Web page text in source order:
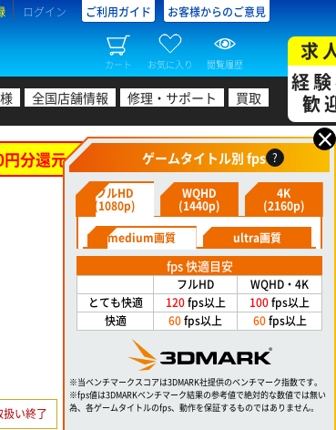
ログイン ご利用ガイド お客様からのご意見
カート お気に入り 閲覧履歴
全国店舗情報 修理・サポート 買取
求
経
歓
分還元！
扱い終了
×
ゲームタイトル別 fps ?
フルHD
(1080p)
WQHD
(1440p)
4K
(2160p)
medium画質
ultra画質
fps 快適目安
フルHD
WQHD・4K
とても快適
120fps以上 100fps以上
快適
60fps以上 60fps以上
※当ベンチマークスコアは3DMARK社提供のベンチマーク指数です。
※fps値は3DMARKベンチマーク結果の参考値で絶対的な数値では無い
為、各ゲームタイトルのfps、動作を保証するものではありません。